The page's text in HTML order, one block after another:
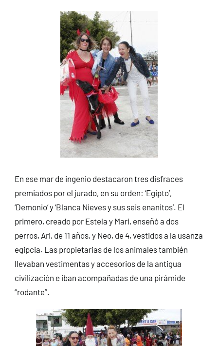
En ese mar de ingenio destacaron tres disfraces
premiados por el jurado, en su orden: ‘Egipto’,
‘Demonio’ y ‘Blanca Nieves y sus seis enanitos’. El
primero, creado por Estela y Mari, enseñó a dos
perros, Ari, de 11 años, y Neo, de 4, vestidos a la usanza
egipcia. Las propietarias de los animales también
llevaban vestimentas y accesorios de la antigua
civilización e iban acompañadas de una pirámide
“rodante”.